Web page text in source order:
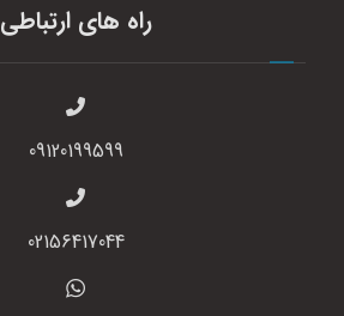
راه های ارتباطی
09120199599
02156417044